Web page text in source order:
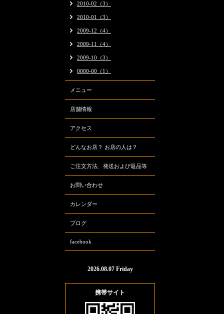
2010-02（3）
2010-01（3）
2009-12（4）
2009-11（4）
2009-10（3）
0000-00（1）
メニュー
店舗情報
アクセス
どんなお店？ お店の人は？
ご注文方法、発送および返品等
お問い合わせ
カレンダー
ブログ
facebook
2026.08.07 Friday
携帯サイト